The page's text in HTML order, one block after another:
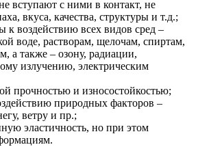
вступают с ними в контакт, не
вкуса, качества, структуры и т.д.;
к воздействию всех видов сред –
воде, растворам, щелочам, спиртам,
а также – озону, радиации,
излучению, электрическим
прочностью и износостойкостью;
природных факторов –
ветру и пр.;
эластичность, но при этом